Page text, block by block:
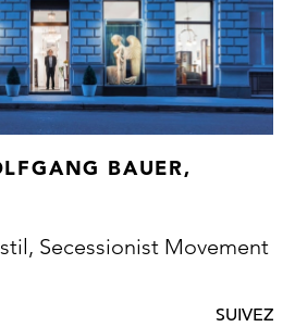
BAUER,
Secessionist Movement
SUIVEZ